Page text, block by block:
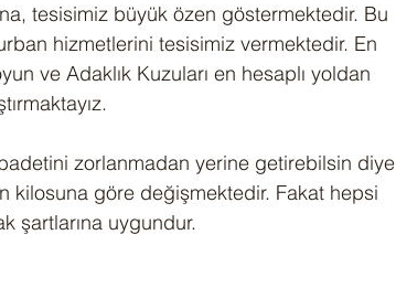
tesisimiz büyük özen göstermektedir. Bu
hizmetlerini tesisimiz vermektedir. En
ve Adaklık Kuzuları en hesaplı yoldan
zorlanmadan yerine getirebilsin diye
kilosuna göre değişmektedir. Fakat hepsi
şartlarına uygundur.